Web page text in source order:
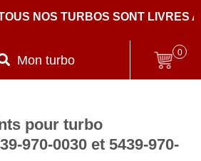
NOS TURBOS SONT LIVRES
Mon turbo
0
pour turbo
970-0030 et 5439-970-